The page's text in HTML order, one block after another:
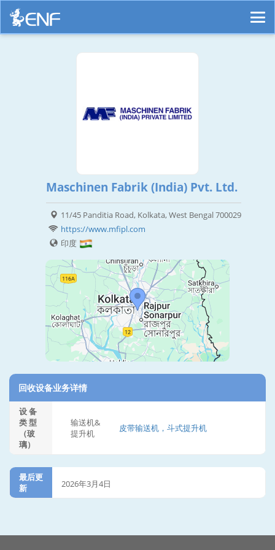
Maschinen Fabrik (India) Pvt. Ltd.
11/45 Panditia Road, Kolkata, West Bengal 700029
https://www.mfipl.com
印度
回收设备业务详情
设 备
类 型
（玻
璃）
输送机&
提升机
皮带输送机，斗式提升机
最后更
新
2026年3月4日